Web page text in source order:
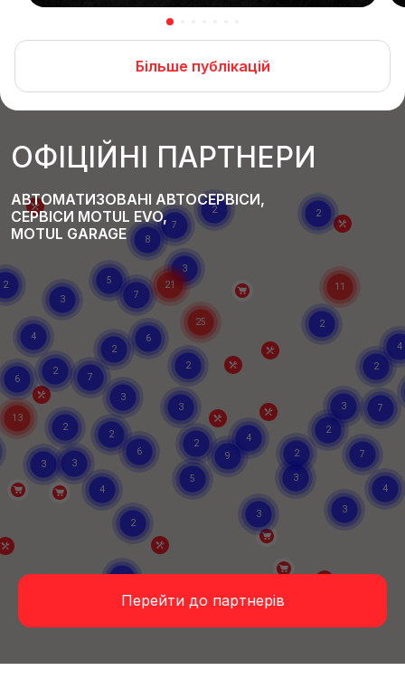
Більше публікацій
ОФІЦІЙНІ ПАРТНЕРИ
АВТОМАТИЗОВАНІ АВТОСЕРВІСИ,
СЕРВІСИ MOTUL EVO,
MOTUL GARAGE
Перейти до партнерів